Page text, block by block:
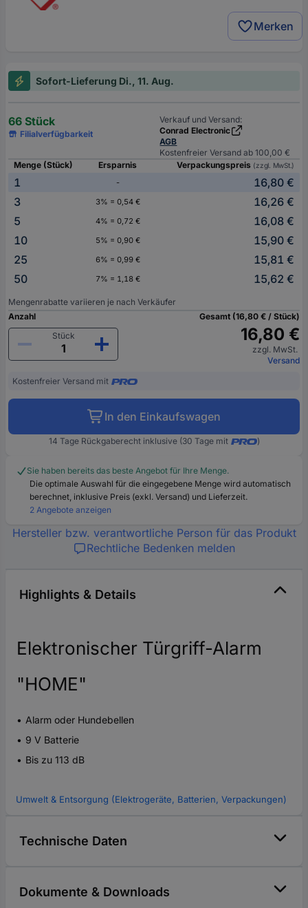
Merken
Sofort-Lieferung Di., 11. Aug.
66 Stück
Filialverfügbarkeit
Verkauf und Versand:
Conrad Electronic
AGB
Kostenfreier Versand ab 100,00 €
Menge (Stück)
Ersparnis Verpackungspreis (zzgl. MwSt.)
1 -
16,80 €
3
3% = 0,54 €
16,26 €
5
4% = 0,72 €
16,08 €
10
5% = 0,90 €
15,90 €
25
6% = 0,99 €
15,81 €
50
7% = 1,18 € 15,62 €
Mengenrabatte variieren je nach Verkäufer
Anzahl
Stück
Gesamt (16,80 € / Stück)
16,80 €
zzgl. MwSt.
Versand
Kostenfreier Versand mit
In den Einkaufswagen
14 Tage Rückgaberecht inklusive (30 Tage mit )
Sie haben bereits das beste Angebot für Ihre Menge.
Die optimale Auswahl für die eingegebene Menge wird automatisch
berechnet, inklusive Preis (exkl. Versand) und Lieferzeit.
2 Angebote anzeigen
Hersteller bzw. verantwortliche Person für das Produkt
Rechtliche Bedenken melden
Highlights & Details
Elektronischer Türgriff-Alarm
"HOME"
Alarm oder Hundebellen
9 V Batterie
Bis zu 113 dB
Umwelt & Entsorgung (Elektrogeräte, Batterien, Verpackungen)
Technische Daten
Dokumente & Downloads